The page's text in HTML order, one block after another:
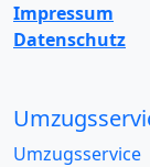
Impressum
Datenschutz
Umzugsservice